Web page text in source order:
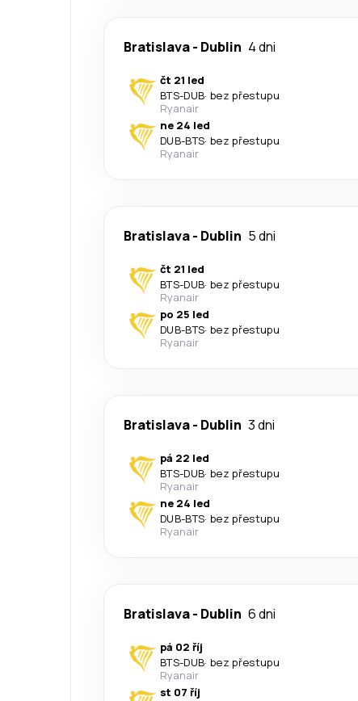
Bratislava- Dublin 4 dni
čt 21 led
BTS-DUB· bez přestupu
Ryanair
ne 24 led
DUB-BTS· bez přestupu
Ryanair
Bratislava- Dublin 5 dni
čt 21 led
BTS-DUB· bez přestupu
Ryanair
po 25 led
DUB-BTS· bez přestupu
Ryanair
Bratislava- Dublin 3 dni
pá 22 led
BTS-DUB· bez přestupu
Ryanair
ne 24 led
DUB-BTS· bez přestupu
Ryanair
Bratislava- Dublin 6 dni
pá 02 říj
BTS-DUB· bez přestupu
Ryanair
st 07 říj